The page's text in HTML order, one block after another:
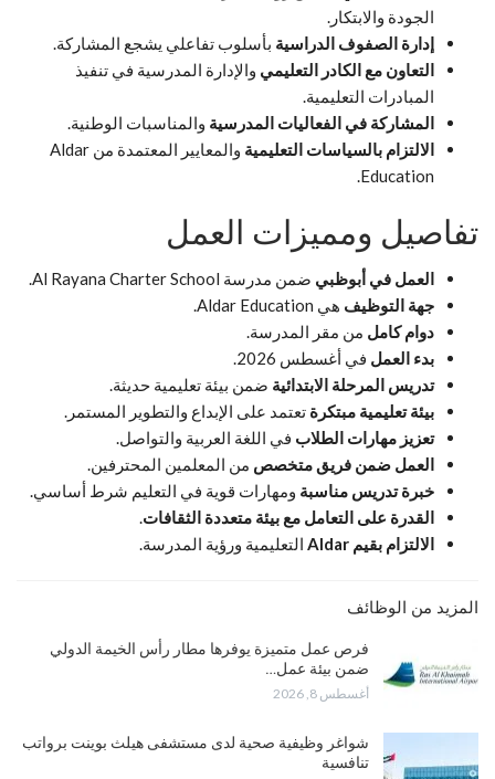
الجودة والابتكار.
إدارة الصفوف الدراسية بأسلوب تفاعلي يشجع المشاركة.
التعاون مع الكادر التعليمي والإدارة المدرسية في تنفيذ
المبادرات التعليمية.
المشاركة في الفعاليات المدرسية والمناسبات الوطنية.
الالتزام بالسياسات التعليمية
والمعايير المعتمدة من Aldar
Education.
تفاصيل ومميزات العمل
العمل في أبوظبي ضمن مدرسة Al Rayana Charter School.
جهة التوظيف هي Aldar Education.
دوام كامل من مقر المدرسة.
بدء العمل في أغسطس 2026.
تدريس المرحلة الابتدائية ضمن بيئة تعليمية حديثة.
بيئة تعليمية مبتكرة تعتمد على الإبداع والتطوير المستمر.
تعزيز مهارات الطلاب في اللغة العربية والتواصل.
العمل ضمن فريق متخصص من المعلمين المحترفين.
خبرة تدريس مناسبة ومهارات قوية في التعليم شرط أساسي.
القدرة على التعامل مع بيئة متعددة الثقافات.
الالتزام بقيم Aldar
التعليمية ورؤية المدرسة.
المزيد من الوظائف
فرص عمل متميزة يوفرها مطار رأس الخيمة الدولي
ضمن بيئة عمل…
أغسطس 8, 2026
شواغر وظيفية صحية لدى مستشفى هيلث بوينت برواتب
تنافسية